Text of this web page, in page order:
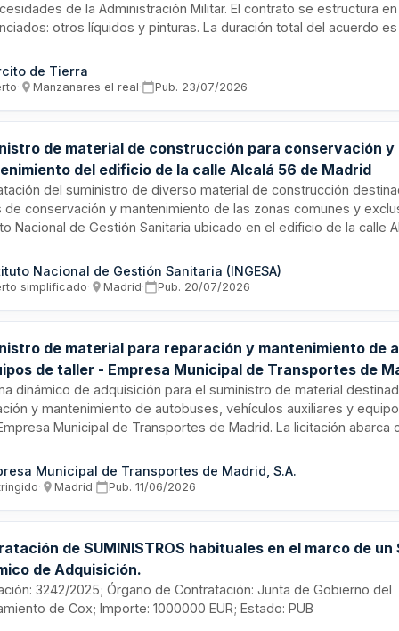
de la Administración Militar. El contrato se estructura
otros líquidos y pinturas. La duración total del acuerdo
conforme al criterio de precio, y el valor estimado del acuerdo
euros. Las empresas interesadas deberán presentar su
de Tierra
· Manzanares el real· Pub. 23/07/2026
de material de construcción para conservación y
del edificio de la calle Alcalá 56 de Madrid
del suministro de diverso material de construcción
de conservación y mantenimiento de las zonas comunes y
Nacional de Gestión Sanitaria ubicado en el edificio de la calle
materiales de electricidad, cerrajería, carpintería, pintura,
El plazo de vigencia del contrato es de tres meses desde la
Nacional de Gestión Sanitaria (INGESA)
simplificado· Madrid· Pub. 20/07/2026
de material para reparación y mantenimiento de
de taller - Empresa Municipal de Transportes de
dinámico de adquisición para el suministro de material
y mantenimiento de autobuses, vehículos auxiliares y
Municipal de Transportes de Madrid. La licitación abarca
productos químicos, y vestuario con equipos de
mediante procedimiento restringido con tramitación
del sector público.
Municipal de Transportes de Madrid, S.A.
· Madrid· Pub.11/06/2026
de SUMINISTROS habituales en el marco de un
de Adquisición.
3242/2025; Órgano de Contratación: Junta de Gobierno del
de Cox; Importe: 1000000 EUR; Estado: PUB